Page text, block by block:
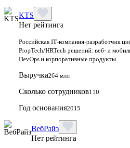
KTS
Нет рейтинга
Российская IT‑компания‑разработчик
PropTech/HRTech решений: веб‑ и
DevOps и корпоративные продукты.
Выручка264 млн
Сколько сотрудников110
Год основания2015
ВебРайз
Нет рейтинга